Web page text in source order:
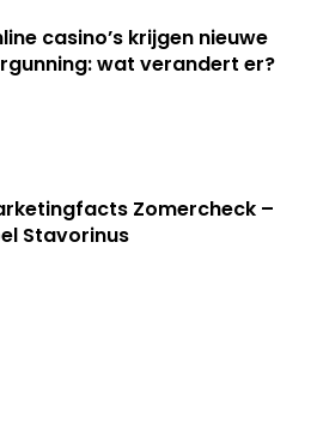
casino’s krijgen nieuwe
wat verandert er?
Zomercheck –
Stavorinus